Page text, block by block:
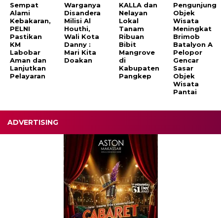
Sempat
Alami
Kebakaran,
PELNI
Pastikan
KM
Labobar
Aman dan
Lanjutkan
Pelayaran
Warganya
Disandera
Milisi Al
Houthi,
Wali Kota
Danny :
Mari Kita
Doakan
KALLA dan
Nelayan
Lokal
Tanam
Ribuan
Bibit
Mangrove
di
Kabupaten
Pangkep
Pengunjung
Objek
Wisata
Meningkat
Brimob
Batalyon A
Pelopor
Gencar
Sasar
Objek
Wisata
Pantai
ADVERTISING